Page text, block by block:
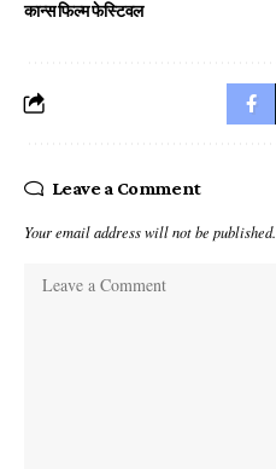
कान्स फिल्म फेस्टिवल
Leave a Comment
Your email address will not be published.